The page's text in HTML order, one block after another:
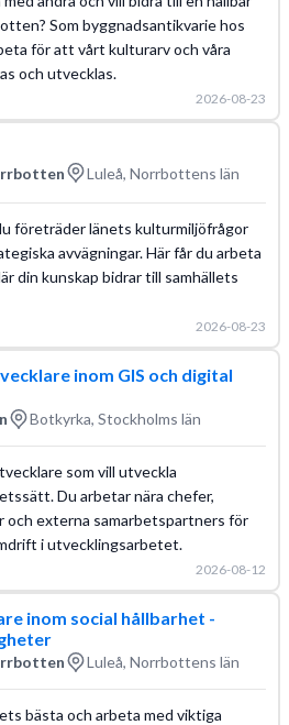
Som byggnadsantikvarie hos
för att vårt kulturarv och våra
och utvecklas.
2026-08-23
Luleå, Norrbottens län
företräder länets kulturmiljöfrågor
avvägningar. Här får du arbeta
din kunskap bidrar till samhällets
2026-08-23
inom GIS och digital
Botkyrka, Stockholms län
som vill utveckla
Du arbetar nära chefer,
och externa samarbetspartners för
i utvecklingsarbetet.
2026-08-12
inom social hållbarhet -
Luleå, Norrbottens län
bästa och arbeta med viktiga